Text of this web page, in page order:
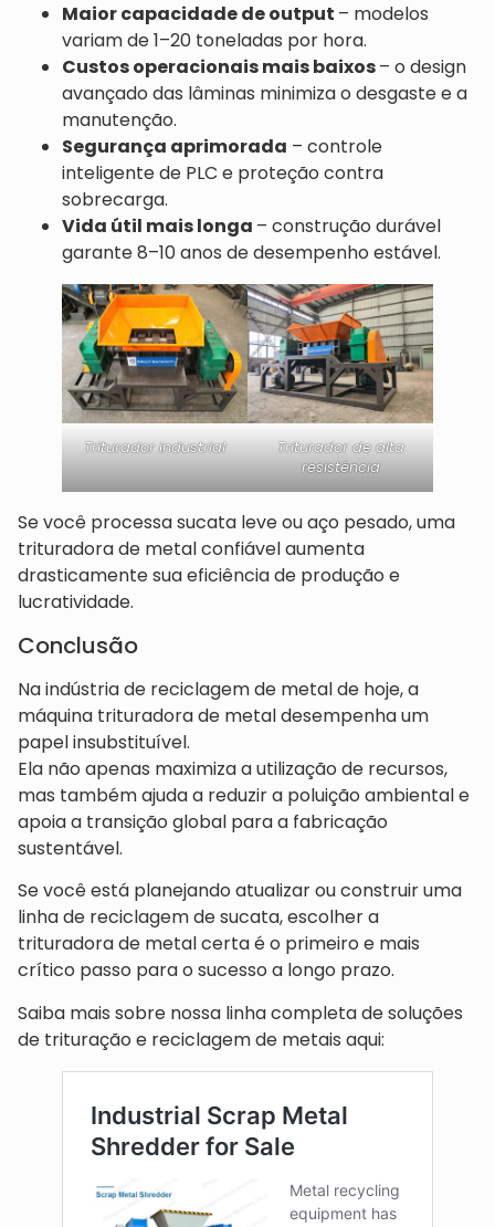
Maior capacidade de output – modelos
variam de 1–20 toneladas por hora.
Custos operacionais mais baixos– o design
avançado das lâminas minimiza o desgaste e a
manutenção.
Segurança aprimorada – controle
inteligente de PLC e proteção contra
sobrecarga.
Vida útil mais longa – construção durável
garante 8–10 anos de desempenho estável.
Triturador industrial
Triturador de alta
resistência
Se você processa sucata leve ou aço pesado, uma
trituradora de metal confiável aumenta
drasticamente sua eficiência de produção e
lucratividade.
Conclusão
Na indústria de reciclagem de metal de hoje, a
máquina trituradora de metal desempenha um
papel insubstituível.
Ela não apenas maximiza a utilização de recursos,
mas também ajuda a reduzir a poluição ambiental e
apoia a transição global para a fabricação
sustentável.
Se você está planejando atualizar ou construir uma
linha de reciclagem de sucata, escolher a
trituradora de metal certa é o primeiro e mais
crítico passo para o sucesso a longo prazo.
Saiba mais sobre nossa linha completa de soluções
de trituração e reciclagem de metais aqui: